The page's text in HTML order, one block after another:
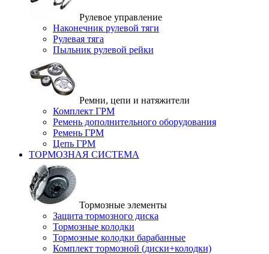
Рулевое управление
Наконечник рулевой тяги
Рулевая тяга
Пыльник рулевой рейки
Ремни, цепи и натяжители
Комплект ГРМ
Ремень дополнительного оборудования
Ремень ГРМ
Цепь ГРМ
ТОРМОЗНАЯ СИСТЕМА
Тормозные элементы
Защита тормозного диска
Тормозные колодки
Тормозные колодки барабанные
Комплект тормозной (диски+колодки)